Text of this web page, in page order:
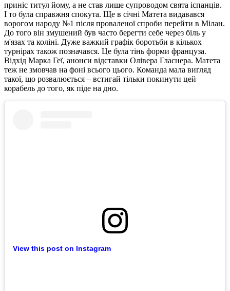
приніс титул йому, а не став лише супроводом свята іспанців.
І то була справжня спокута. Ще в січні Матета видавався
ворогом народу №1 після проваленої спроби перейти в Мілан.
До того він змушений був часто берегти себе через біль у
м'язах та коліні. Дуже важкий графік боротьби в кількох
турнірах також позначався. Це була тінь форми француза.
Відхід Марка Геї, анонси відставки Олівера Гласнера. Матета
теж не змовчав на фоні всього цього. Команда мала вигляд
такої, що розвалюється – встигай тільки покинути цей
корабель до того, як піде на дно.
View this post on Instagram